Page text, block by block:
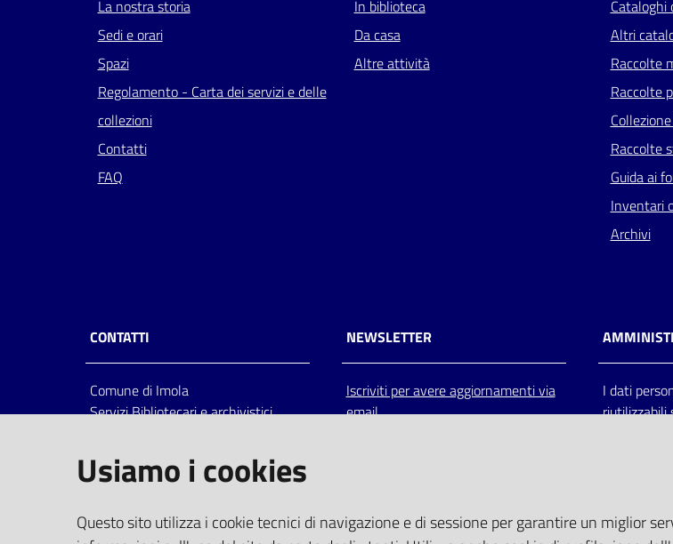
La nostra storia
Sedi e orari
Spazi
Regolamento - Carta dei servizi e delle
collezioni
Contatti
FAQ
In biblioteca
Da casa
Altre attività
Cataloghi
Altri
Raccolte
Raccolte
Raccolte
Guida ai
Inventari
Archivi
CONTATTI
Comune di Imola
Servizi Bibliotecari e archivistici
Italia
centralino: tel 0542.6026.36 fax
bim@comune.imola.bo.it
PEC
NEWSLETTER
Iscriviti per avere aggiornamenti via
email
I dati
riutilizzabili
Usiamo i cookies
Questo sito utilizza i cookie tecnici di navigazione e di sessione per garantire un miglior